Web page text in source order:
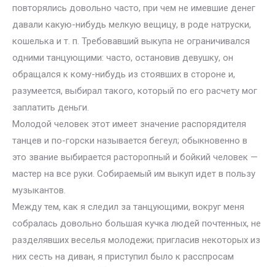
повторялись довольно часто, при чем не имевшие денег
давали какую-нибудь мелкую вещицу, в роде натруски,
кошелька и т. п. Требовавший выкупа не ограничивался
одними танцующими: часто, остановив девушку, он
обращался к кому-нибудь из стоявших в стороне и,
разумеется, выбирал такого, который по его расчету мог
заплатить деньги.
Молодой человек этот имеет значение распорядителя
танцев и по-горски называется бегеул; обыкновенно в
это звание выбирается расторопный и бойкий человек —
мастер на все руки. Собираемый им выкуп идет в пользу
музыкантов.
Между тем, как я следил за танцующими, вокруг меня
собралась довольно большая кучка людей почтенных, не
разделявших веселья молодежи; пригласив некоторых из
них сесть на диван, я приступил было к расспросам